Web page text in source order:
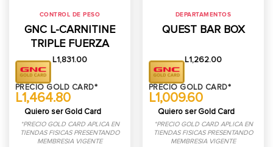
CONTROL DE PESO
GNC L-CARNITINE
TRIPLE FUERZA
L1,831.00
PRECIO GOLD CARD*
L1,464.80
Quiero ser Gold Card
*PRECIO GOLD CARD APLICA EN
TIENDAS FISICAS PRESENTANDO
MEMBRESIA VIGENTE
DEPARTAMENTOS
QUEST BAR BOX
L1,262.00
PRECIO GOLD CARD*
L1,009.60
Quiero ser Gold Card
*PRECIO GOLD CARD APLICA EN
TIENDAS FISICAS PRESENTANDO
MEMBRESIA VIGENTE